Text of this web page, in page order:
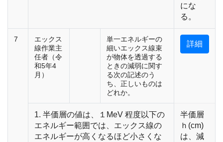
にな
る。
7
エックス
線作業主
任者（令
和5年4
月）
単一エネルギーの
細いエックス線束
が物体を透過する
ときの減弱に関す
る次の記述のう
ち、正しいものは
どれか。
詳細
1. 半価層の値は、１MeV 程度以下の
エネルギー範囲では、エックス線の
エネルギーが高くなるほど小さくな
半価層
ｈ(cm)
は、減